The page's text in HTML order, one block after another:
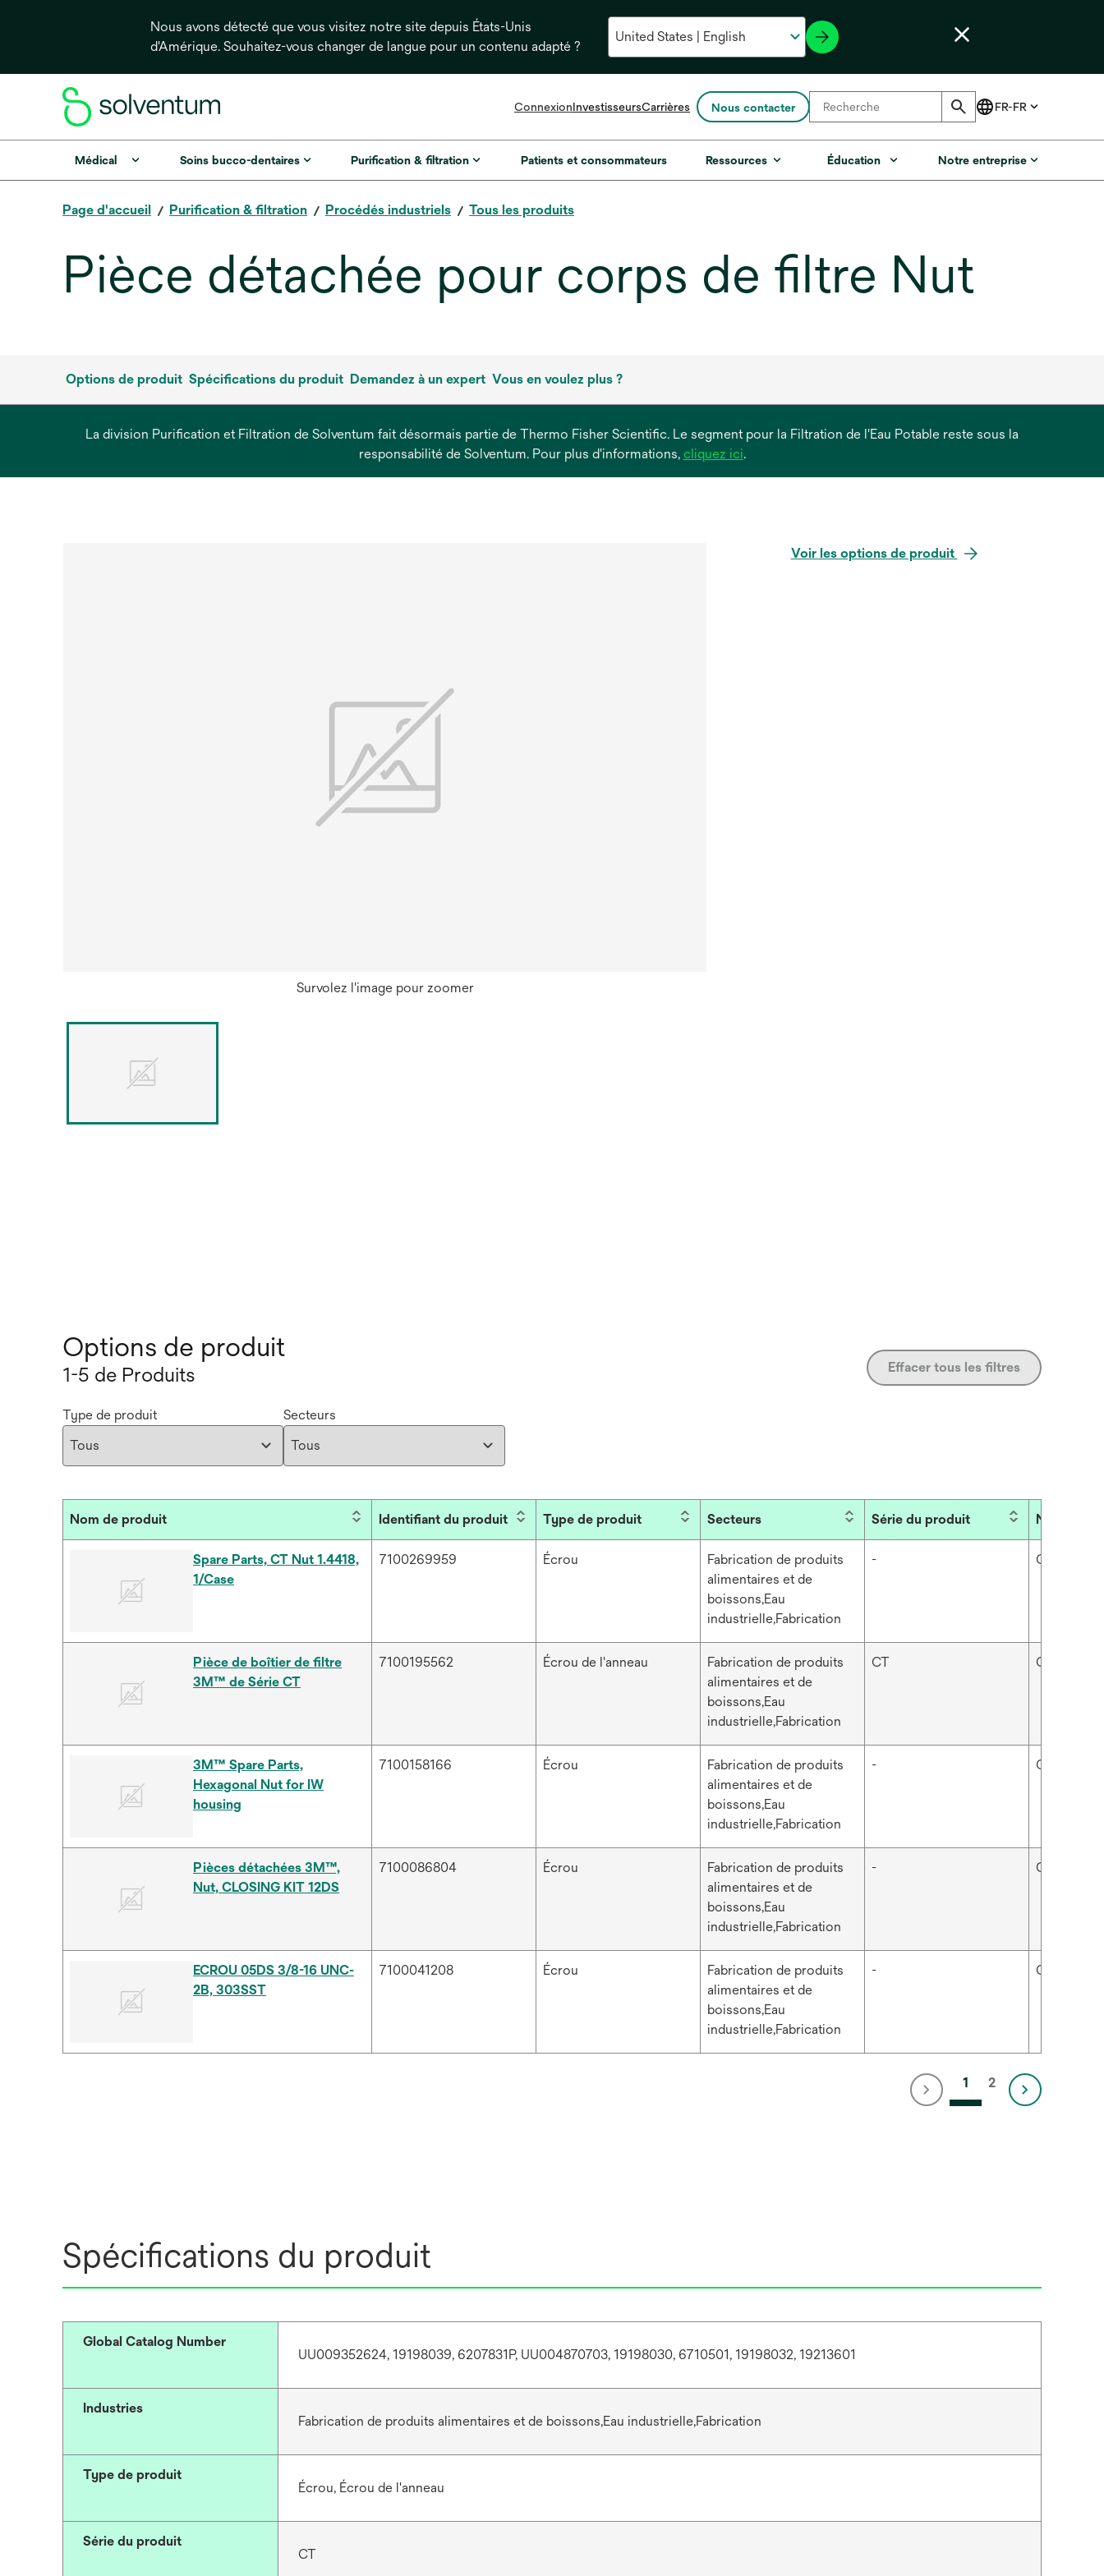
Nous avons détecté que vous visitez notre site depuis États-Unis
d'Amérique. Souhaitez-vous changer de langue pour un contenu adapté ?
ConnexionInvestisseurss’ouvre
un
nouvel
Carrières Nous contacter
Médical Soins bucco-dentaires Purification & filtration Patients et consommateurs Ressources Éducation Notre entreprise
Page d'accueil Purification & filtration Procédés industriels Tous les produits
Pièce détachée pour corps de filtre Nut
Options de produit Spécifications du produit Demandez à un expert Vous en voulez plus ?
La division Purification et Filtration de Solventum fait désormais partie de Thermo Fisher Scientific. Le segment pour la Filtration de l'Eau Potable reste sous la
responsabilité de Solventum. Pour plus d'informations, cliquez icis’ouvre
.
Survolez l'image pour zoomer
Voir les options de produit
Options de produit
1-5 de Produits Effacer tous les filtres
Type de produit Secteurs
Nom de produit Identifiant du produit Type de produit Secteurs Série du produit Nom de la
Spare Parts, CT Nut 1.4418,
1/Case
7100269959 Écrou
Fabrication de produits
alimentaires et de
boissons,Eau
industrielle,Fabrication
- Corps de
Pièce de boîtier de filtre
3M™ de Série CT
7100195562 Écrou de l'anneau
Fabrication de produits
alimentaires et de
boissons,Eau
industrielle,Fabrication
CT Corps de
3M™ Spare Parts,
Hexagonal Nut for IW
housing
7100158166 Écrou
Fabrication de produits
alimentaires et de
boissons,Eau
industrielle,Fabrication
- Corps de
Pièces détachées 3M™,
Nut, CLOSING KIT 12DS
7100086804 Écrou
Fabrication de produits
alimentaires et de
boissons,Eau
industrielle,Fabrication
- Corps de
ECROU 05DS 3/8-16 UNC-
2B, 303SST
7100041208 Écrou
Fabrication de produits
alimentaires et de
boissons,Eau
industrielle,Fabrication
- Corps de
1 2
Spécifications du produit
Global Catalog Number
UU009352624, 19198039, 6207831P, UU004870703, 19198030, 6710501, 19198032, 19213601
Industries
Fabrication de produits alimentaires et de boissons,Eau industrielle,Fabrication
Type de produit
Écrou, Écrou de l'anneau
Série du produit
CT